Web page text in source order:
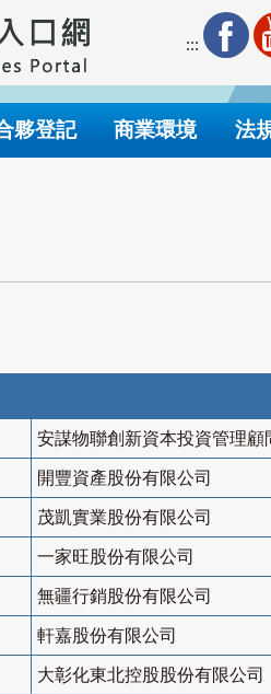
:::
夥登記 商業環境 法
安謀物聯創新資本投資管理顧
開豐資產股份有限公司
茂凱實業股份有限公司
一家旺股份有限公司
無疆行銷股份有限公司
軒嘉股份有限公司
大彰化東北控股股份有限公司